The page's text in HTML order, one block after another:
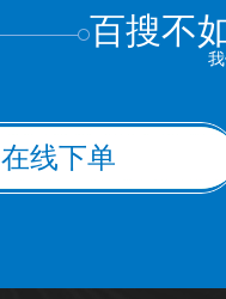
百搜不
在线下单